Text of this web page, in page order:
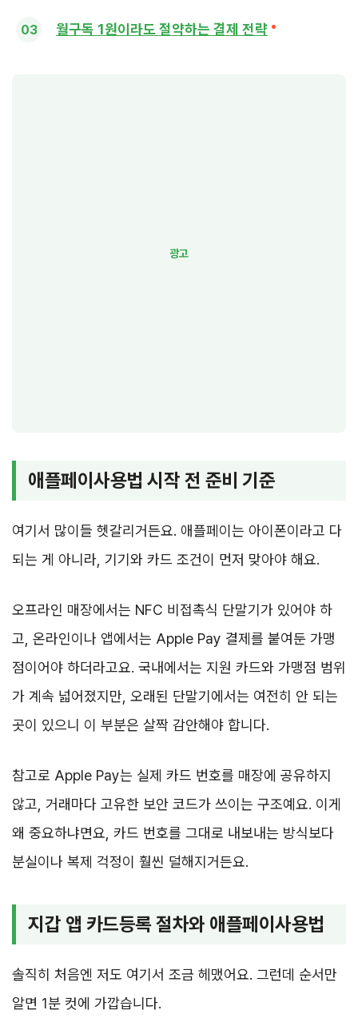
월구독 1원이라도 절약하는 결제 전략
애플페이사용법 시작 전 준비 기준
여기서 많이들 헷갈리거든요. 애플페이는 아이폰이라고 다
되는 게 아니라, 기기와 카드 조건이 먼저 맞아야 해요.
오프라인 매장에서는 NFC 비접촉식 단말기가 있어야 하
고, 온라인이나 앱에서는 Apple Pay 결제를 붙여둔 가맹
점이어야 하더라고요. 국내에서는 지원 카드와 가맹점 범위
가 계속 넓어졌지만, 오래된 단말기에서는 여전히 안 되는
곳이 있으니 이 부분은 살짝 감안해야 합니다.
참고로 Apple Pay는 실제 카드 번호를 매장에 공유하지
않고, 거래마다 고유한 보안 코드가 쓰이는 구조예요. 이게
왜 중요하냐면요, 카드 번호를 그대로 내보내는 방식보다
분실이나 복제 걱정이 훨씬 덜해지거든요.
지갑 앱 카드등록 절차와 애플페이사용법
솔직히 처음엔 저도 여기서 조금 헤맸어요. 그런데 순서만
알면 1분 컷에 가깝습니다.